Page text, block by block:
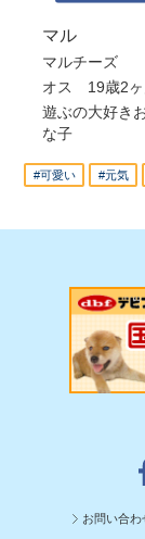
マル
マルチーズ
オス 19歳2ヶ
遊ぶの大好き
な子
#可愛い #元気
お問い合わ